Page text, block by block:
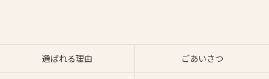
選ばれる理由 ごあいさつ